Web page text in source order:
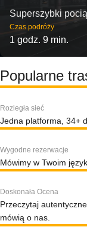
Superszybki
Czas podróży
1 godz. 9 min.
Popularne
Rozległa sieć
Jedna platforma, 34+
Wygodne rezerwacje
Mówimy w Twoim
Doskonała Ocena
Przeczytaj autentyczne
mówią o nas.